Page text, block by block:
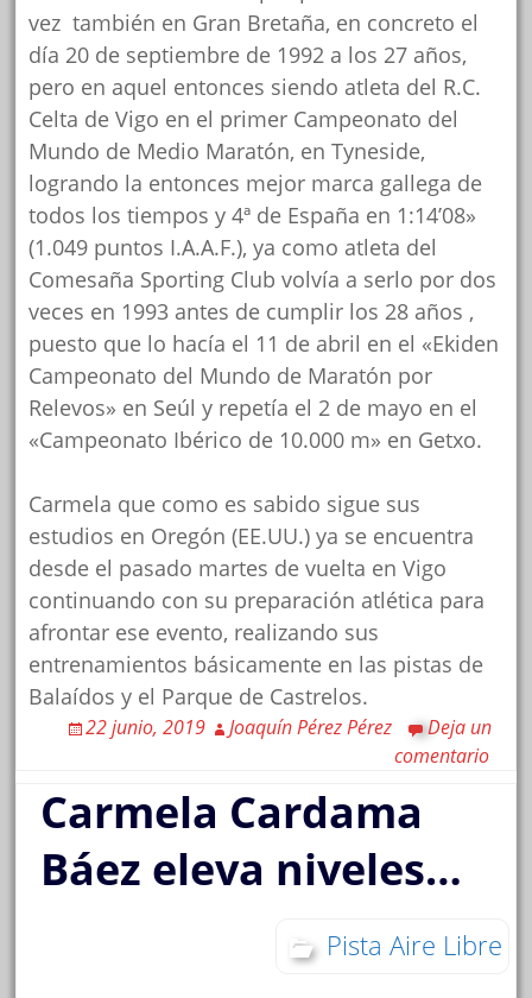
vez también en Gran Bretaña, en concreto el
día 20 de septiembre de 1992 a los 27 años,
pero en aquel entonces siendo atleta del R.C.
Celta de Vigo en el primer Campeonato del
Mundo de Medio Maratón, en Tyneside,
logrando la entonces mejor marca gallega de
todos los tiempos y 4ª de España en 1:14’08»
(1.049 puntos I.A.A.F.), ya como atleta del
Comesaña Sporting Club volvía a serlo por dos
veces en 1993 antes de cumplir los 28 años ,
puesto que lo hacía el 11 de abril en el «Ekiden
Campeonato del Mundo de Maratón por
Relevos» en Seúl y repetía el 2 de mayo en el
«Campeonato Ibérico de 10.000 m» en Getxo.
Carmela que como es sabido sigue sus
estudios en Oregón (EE.UU.) ya se encuentra
desde el pasado martes de vuelta en Vigo
continuando con su preparación atlética para
afrontar ese evento, realizando sus
entrenamientos básicamente en las pistas de
Balaídos y el Parque de Castrelos.
22 junio, 2019 Joaquín Pérez Pérez
Deja un
comentario
Carmela Cardama
Báez eleva niveles…
Pista Aire Libre